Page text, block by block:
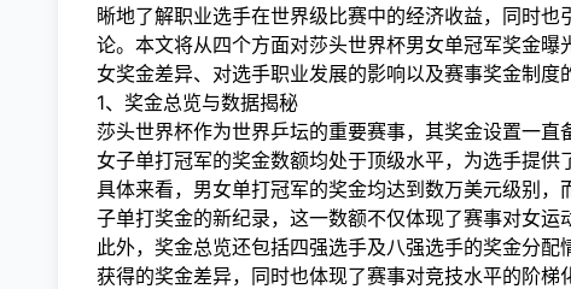
晰地了解职业选手在世界级比赛中的经济收益，同时
论。本文将从四个方面对莎头世界杯男女单冠军奖金
女奖金差异、对选手职业发展的影响以及赛事奖金制度
1、奖金总览与数据揭秘
莎头世界杯作为世界乒坛的重要赛事，其奖金设置一
女子单打冠军的奖金数额均处于顶级水平，为选手提供
具体来看，男女单打冠军的奖金均达到数万美元级别
子单打奖金的新纪录，这一数额不仅体现了赛事对女运
此外，奖金总览还包括四强选手及八强选手的奖金分
获得的奖金差异，同时也体现了赛事对竞技水平的阶梯